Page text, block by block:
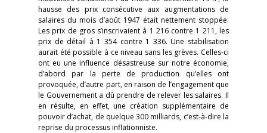
hausse des prix consécutive aux augmentations de
salaires du mois d’août 1947 était nettement stoppée.
Les prix de gros s’inscrivaient à 1 216 contre 1 211, les
prix de détail à 1 354 contre 1 336. Une stabilisation
aurait été possible à ce niveau sans les grèves. Celles-ci
ont eu une influence désastreuse sur notre économie,
d’abord par la perte de production qu’elles ont
provoquée, d’autre part, en raison de l’engagement que
le Gouvernement a dû prendre de relever les salaires. Il
en résulte, en effet, une création supplémentaire de
pouvoir d’achat, de quelque 300 milliards, c’est-à-dire la
reprise du processus inflationniste.